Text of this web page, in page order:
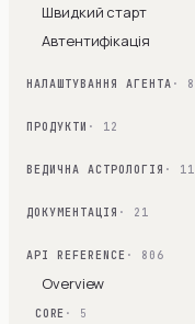
Швидкий старт
Автентифікація
НАЛАШТУВАННЯ АГЕНТА · 8
ПРОДУКТИ · 12
ВЕДИЧНА АСТРОЛОГІЯ · 11
ДОКУМЕНТАЦІЯ · 21
API REFERENCE · 806
Overview
CORE · 5